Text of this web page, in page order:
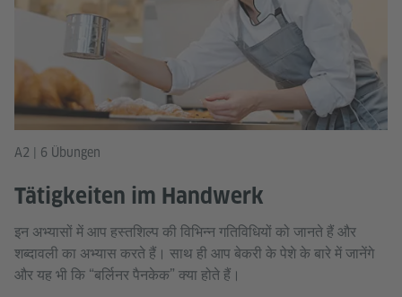
A2 | 6 Übungen
Tätigkeiten im Handwerk
इन अभ्यासों में आप हस्तशिल्प की विभिन्न गतिविधियों को जानते हैं और
शब्दावली का अभ्यास करते हैं। साथ ही आप बेकरी के पेशे के बारे में जानेंगे
और यह भी कि “बर्लिनर पैनकेक” क्या होते हैं।